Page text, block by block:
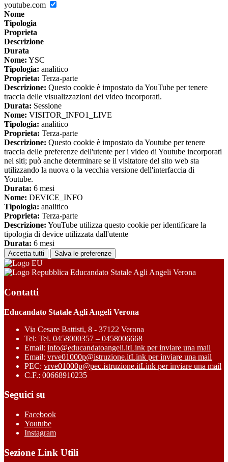
youtube.com
Nome
Tipologia
Proprieta
Descrizione
Durata
Nome: YSC
Tipologia: analitico
Proprieta: Terza-parte
Descrizione: Questo cookie è impostato da YouTube per tenere
traccia delle visualizzazioni dei video incorporati.
Durata: Sessione
Nome: VISITOR_INFO1_LIVE
Tipologia: analitico
Proprieta: Terza-parte
Descrizione: Questo cookie è impostato da Youtube per tenere
traccia delle preferenze dell'utente per i video di Youtube incorporati
nei siti; può anche determinare se il visitatore del sito web sta
utilizzando la nuova o la vecchia versione dell'interfaccia di
Youtube.
Durata: 6 mesi
Nome: DEVICE_INFO
Tipologia: analitico
Proprieta: Terza-parte
Descrizione: YouTube utilizza questo cookie per identificare la
tipologia di device utilizzata dall'utente
Durata: 6 mesi
Accetta tutti Salva le preferenze
Educandato Statale Agli Angeli Verona
Contatti
Educandato Statale Agli Angeli Verona
Via Cesare Battisti, 8 - 37122 Verona
Tel: Tel. 0458000357 – 0458006668
Email: info@educandatoangeli.itLink per inviare una mail
Email: vrve01000p@istruzione.itLink per inviare una mail
PEC: vrve01000p@pec.istruzione.itLink per inviare una mail
C.F.: 00668910235
Seguici su
Facebook
Youtube
Instagram
Sezione Link Utili